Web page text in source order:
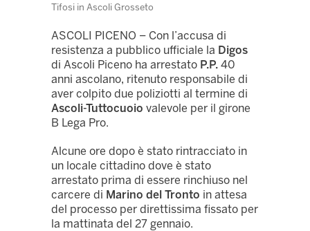
Tifosi in Ascoli Grosseto
ASCOLI PICENO – Con l’accusa di
resistenza a pubblico ufficiale la Digos
di Ascoli Piceno ha arrestato P.P. 40
anni ascolano, ritenuto responsabile di
aver colpito due poliziotti al termine di
Ascoli-Tuttocuoio valevole per il girone
B Lega Pro.
Alcune ore dopo è stato rintracciato in
un locale cittadino dove è stato
arrestato prima di essere rinchiuso nel
carcere di Marino del Tronto in attesa
del processo per direttissima fissato per
la mattinata del 27 gennaio.